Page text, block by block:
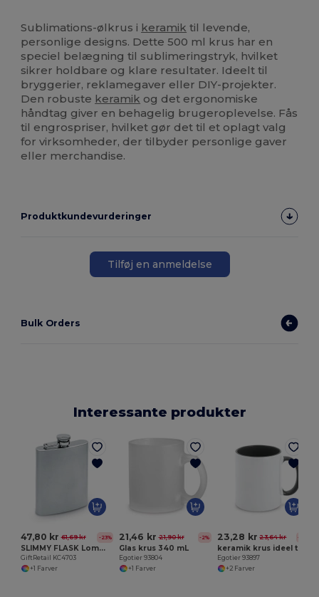
Sublimations-ølkrus i keramik til levende,
personlige designs. Dette 500 ml krus har en
speciel belægning til sublimeringstryk, hvilket
sikrer holdbare og klare resultater. Ideelt til
bryggerier, reklamegaver eller DIY-projekter.
Den robuste keramik og det ergonomiske
håndtag giver en behagelig brugeroplevelse. Fås
til engrospriser, hvilket gør det til et oplagt valg
for virksomheder, der tilbyder personlige gaver
eller merchandise.
Produktkundevurderinger
Tilføj en anmeldelse
Bulk Orders
Interessante produkter
47,80 kr 61,69 kr -23%
SLIMMY FLASK Lommelærke
GiftRetail KC4703
+1 Farver
21,46 kr 21,90 kr -2%
Glas krus 340 mL
Egotier 93804
+1 Farver
23,28 kr 23,64 kr -2%
Egotier 93897
+2 Farver